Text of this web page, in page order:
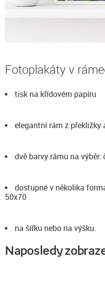
Fotoplakáty v
tisk na křídovém papíru
elegantní rám z překližky
dvě barvy rámu na výběr:
dostupné v několika
50x70
na šířku nebo na výšku.
Naposledy